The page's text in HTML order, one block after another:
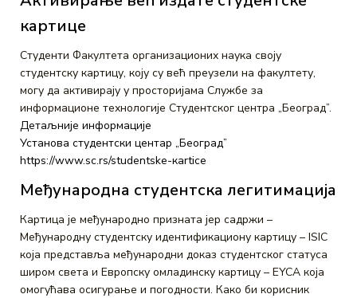
картице
Студенти Факултета организационих наука своју
студентску картицу, коју су већ преузели на факултету,
могу да активирају у просторијама Службе за
информационе технологије Студентског центра „Београд”.
Детаљније информације
Установа студентски центар „Београд”
https://www.sc.rs/studentske-кartice
Међународна студентска легитимација
Картица је међународно призната јер садржи –
Међународну студентску идентификациону картицу – ISIC
која представља међународни доказ студентског статуса
широм света и Европску омладинску картицу – ЕYCA која
омогућава осигурање и погодности. Како би корисник